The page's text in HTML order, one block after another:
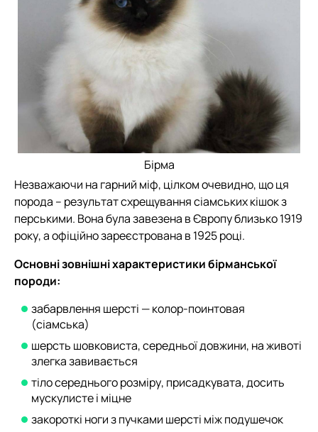
Бірма
Незважаючи на гарний міф, цілком очевидно, що ця
порода – результат схрещування сіамських кішок з
перськими. Вона була завезена в Європу близько 1919
року, а офіційно зареєстрована в 1925 році.
Основні зовнішні характеристики бірманської
породи:
забарвлення шерсті — колор-поинтовая
(сіамська)
шерсть шовковиста, середньої довжини, на животі
злегка завивається
тіло середнього розміру, присадкувата, досить
мускулисте і міцне
закороткі ноги з пучками шерсті між подушечок